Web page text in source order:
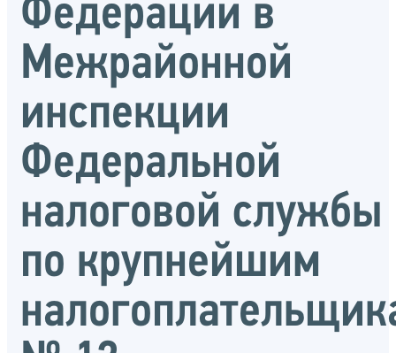
Федерации в
Межрайонной
инспекции
Федеральной
налоговой службы
по крупнейшим